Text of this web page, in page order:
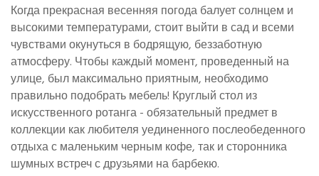
Когда прекрасная весенняя погода балует солнцем и
высокими температурами, стоит выйти в сад и всеми
чувствами окунуться в бодрящую, беззаботную
атмосферу. Чтобы каждый момент, проведенный на
улице, был максимально приятным, необходимо
правильно подобрать мебель! Круглый стол из
искусственного ротанга - обязательный предмет в
коллекции как любителя уединенного послеобеденного
отдыха с маленьким черным кофе, так и сторонника
шумных встреч с друзьями на барбекю.